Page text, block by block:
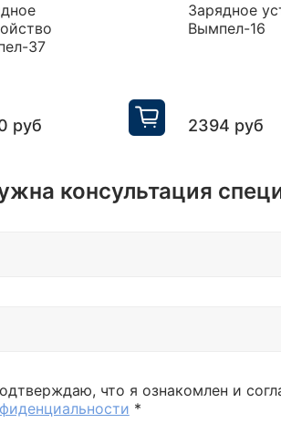
37
руб
Зарядное
Вымпел-16
2394 руб
консультация
что я ознакомлен и
*